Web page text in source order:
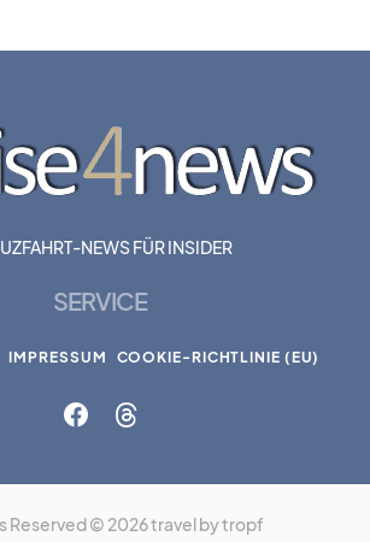
NEWS FÜR INSIDER
SERVICE
IMPRESSUM COOKIE-RICHTLINIE (EU)
Reserved © 2026 travel by tropf